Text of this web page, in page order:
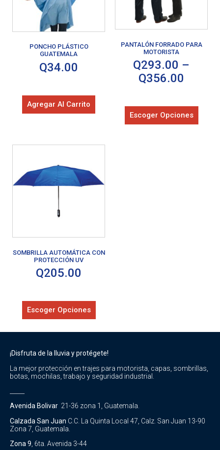
PONCHO PLÁSTICO
GUATEMALA
Q34.00
Agregar Al Carrito
PANTALÓN FORRADO PARA
MOTORISTA
Q293.00 –
Q356.00
Escoger Opciones
SOMBRILLA AUTOMÁTICA CON
PROTECCIÓN UV
Q205.00
Escoger Opciones
¡Disfruta de la lluvia y protégete!
La mejor protección en trajes para motorista, capas, sombrillas,
botas, mochilas, trabajo y seguridad industrial.
Avenida Bolivar 21-36 zona 1, Guatemala.
Calzada San Juan C.C. La Quinta Local 47, Calz. San Juan 13-90
Zona 7, Guatemala.
Zona 9 , 6ta. Avenida 3-44